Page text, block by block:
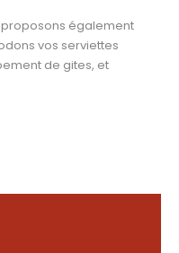
également
vos serviettes
de gites, et